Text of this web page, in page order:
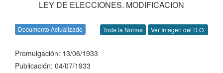
LEY DE ELECCIONES. MODIFICACION
Documento Actualizado Toda la Norma Ver Imagen del D.O.
Promulgación: 13/06/1933
Publicación: 04/07/1933